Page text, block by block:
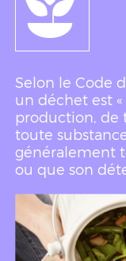
Selon le Code
un déchet est
production, de
toute
généralement
ou que son